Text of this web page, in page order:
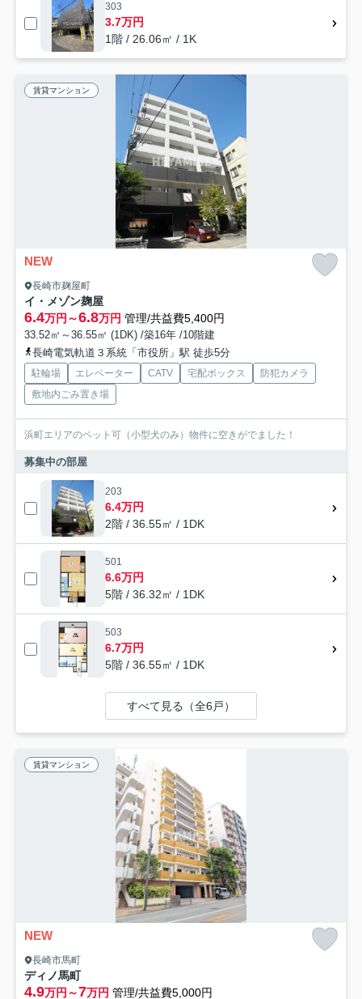
303
3.7万円
1階 / 26.06㎡ / 1K
賃貸マンション
NEW
長崎市麹屋町
イ・メゾン麹屋
6.4万円～6.8万円 管理/共益費5,400円
33.52㎡～36.55㎡ (1DK) /築16年 /10階建
長崎電気軌道３系統「市役所」駅 徒歩5分
駐輪場 エレベーター CATV 宅配ボックス
防犯カメラ
敷地内ごみ置き場
浜町エリアのペット可（小型犬のみ）物件に空きがでました！
募集中の部屋
203
6.4万円
2階 / 36.55㎡ / 1DK
501
6.6万円
5階 / 36.32㎡ / 1DK
503
6.7万円
5階 / 36.55㎡ / 1DK
すべて見る（全6戸）
賃貸マンション
NEW
長崎市馬町
ディノ馬町
4.9万円～7万円 管理/共益費5,000円